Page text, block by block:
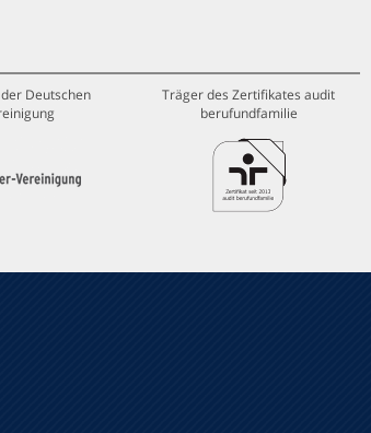
Deutschen
Träger des Zertifikates audit
berufundfamilie